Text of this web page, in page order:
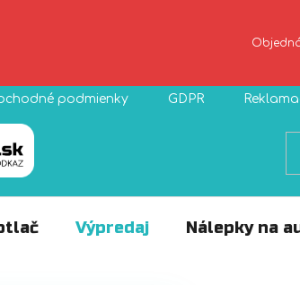
podmienky GDPR
Výpredaj Nálepky na